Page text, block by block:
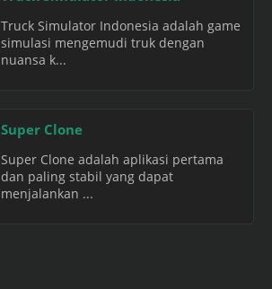
Truck Simulator Indonesia adalah game
simulasi mengemudi truk dengan
nuansa k...
Super Clone
Super Clone adalah aplikasi pertama
dan paling stabil yang dapat
menjalankan ...